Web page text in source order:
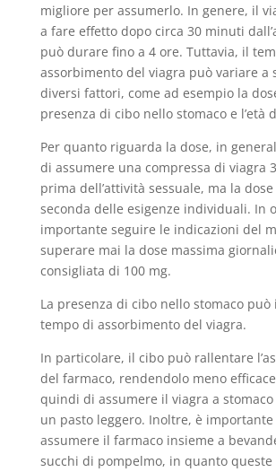
migliore per assumerlo. In genere, il
a fare effetto dopo circa 30 minuti
può durare fino a 4 ore. Tuttavia, il
assorbimento del viagra può variare a
diversi fattori, come ad esempio la
presenza di cibo nello stomaco e l’età
Per quanto riguarda la dose, in
di assumere una compressa di viagra
prima dell’attività sessuale, ma la
seconda delle esigenze individuali. In
importante seguire le indicazioni del
superare mai la dose massima
consigliata di 100 mg.
La presenza di cibo nello stomaco
tempo di assorbimento del viagra.
In particolare, il cibo può rallentare
del farmaco, rendendolo meno
quindi di assumere il viagra a
un pasto leggero. Inoltre, è
assumere il farmaco insieme a
succhi di pompelmo, in quanto queste